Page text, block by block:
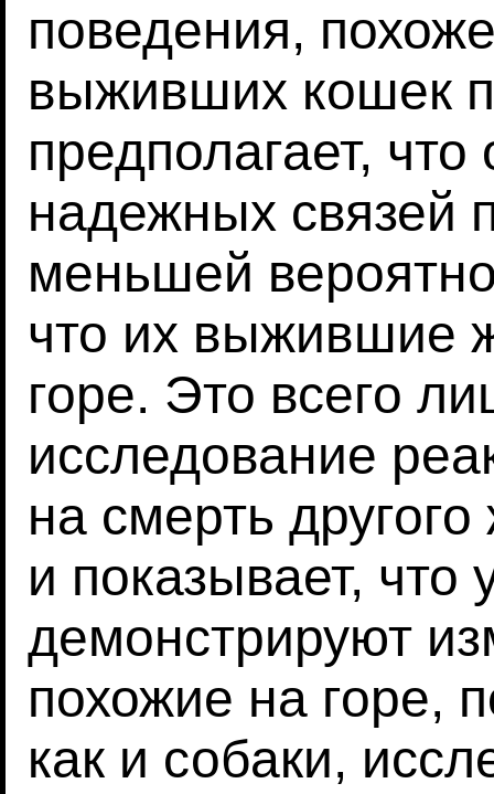
поведения,
выживших кошек
предполагает,
надежных связей
меньшей
что их выжившие
горе. Это всего
исследование
на смерть
и показывает, что
демонстрируют
похожие на горе,
как и собаки,